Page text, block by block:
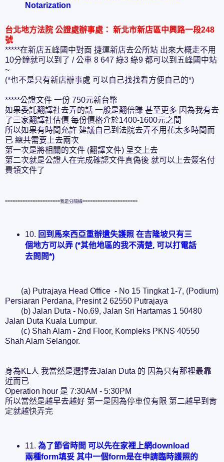
Notarization
台北地方法院 公證處辦事處： 新北市新店區中興路一段248
號
*****在新店五峰國中對面 捷運新店去公所站 出來大概走不用
10分鐘就可以到了 / 公車 8 647 綠3 綠9 都可以到五峰國中站
~
(*也不是只有新店辦事處 可以自己找找看方便自己的*)
*****公證文件 一份 750元新台幣
如果委託翻譯社去弄的話 一般是翻倍賺 甚至更多 因為我有去
了三家翻譯社估價 每份價格介於1400-1600元之間
所以如果有時間允許 建議自己到法院去弄不用花太多時間而
已 總共需要上去兩次
第一次是將相關的文件 (翻譯文件) 呈交上去
第二次就是公證人在完成確認文件真偽後 就可以上去簽名付
費領文件了
======================我是分隔線======================
10. 回到馬來西亞重辦遺失護照 在吉隆坡只有三
個地方可以弄 (*其他地區的我不清楚, 可以打電話
去問問*)
(a) Putrajaya Head Office - No 15 Tingkat 1-7, (Podium)
Persiaran Perdana, Presint 2 62550 Putrajaya
(b) Jalan Duta - No.69, Jalan Sri Hartamas 1 50480
Jalan Duta Kuala Lumpur.
(c) Shah Alam - 2nd Floor, Kompleks PKNS 40550
Shah Alam Selangor.
身為KL人 我當然是選擇去Jalan Duta 的 因為只有那裡最靠
近而已
Operation hour 是 7:30AM - 5:30PM
所以當然是越早去越好 第一是因為停車位有限 第二越早到肯
定就越快弄完
11. 為了節省時間 可以先在家裡上網download
兩種form填妥 其中一個form是在申請臨時護照的